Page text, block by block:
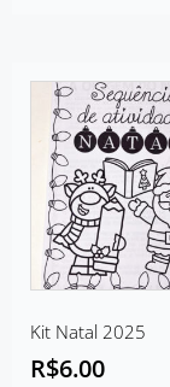
Kit Natal 2025
R$6.00